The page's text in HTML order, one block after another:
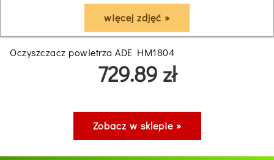
więcej zdjęć »
Oczyszczacz powietrza ADE HM1804
729.89 zł
Zobacz w sklepie »